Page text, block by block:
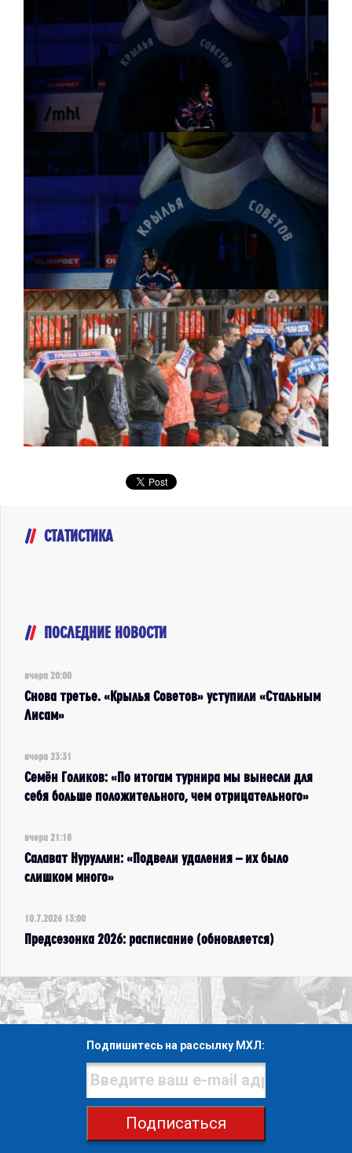
СТАТИСТИКА
ПОСЛЕДНИЕ НОВОСТИ
вчера 20:00
Снова третье. «Крылья Советов» уступили «Стальным
Лисам»
вчера 23:31
Семён Голиков: «По итогам турнира мы вынесли для
себя больше положительного, чем отрицательного»
вчера 21:18
Салават Нуруллин: «Подвели удаления – их было
слишком много»
10.7.2026 13:00
Предсезонка 2026: расписание (обновляется)
Подпишитесь на рассылку МХЛ:
Подписаться